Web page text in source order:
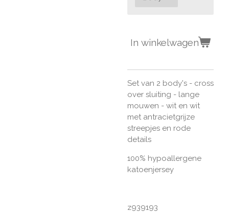
In winkelwagen
Set van 2 body's - cross
over sluiting - lange
mouwen - wit en wit
met antracietgrijze
streepjes en rode
details
100% hypoallergene
katoenjersey
z939193